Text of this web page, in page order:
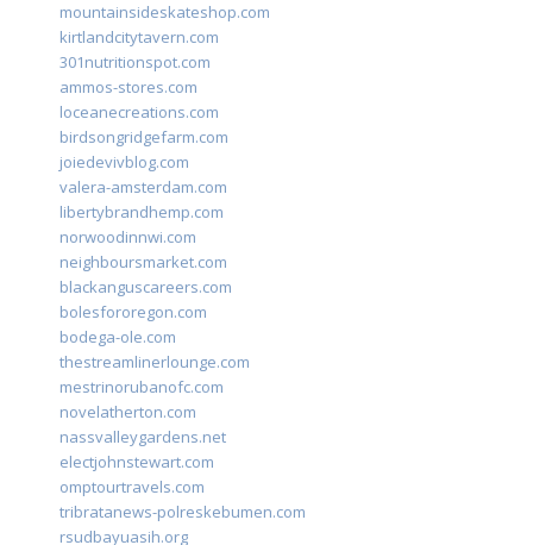
mountainsideskateshop.com
kirtlandcitytavern.com
301nutritionspot.com
ammos-stores.com
loceanecreations.com
birdsongridgefarm.com
joiedevivblog.com
valera-amsterdam.com
libertybrandhemp.com
norwoodinnwi.com
neighboursmarket.com
blackanguscareers.com
bolesfororegon.com
bodega-ole.com
thestreamlinerlounge.com
mestrinorubanofc.com
novelatherton.com
nassvalleygardens.net
electjohnstewart.com
omptourtravels.com
tribratanews-polreskebumen.com
rsudbayuasih.org